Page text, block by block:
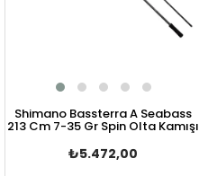
Shimano Bassterra A Seabass
213 Cm 7-35 Gr Spin Olta Kamışı
₺5.472,00